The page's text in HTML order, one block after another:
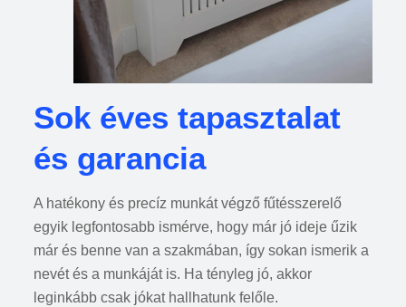
Sok éves tapasztalat
és garancia
A hatékony és precíz munkát végző fűtésszerelő
egyik legfontosabb ismérve, hogy már jó ideje űzik
már és benne van a szakmában, így sokan ismerik a
nevét és a munkáját is. Ha tényleg jó, akkor
leginkább csak jókat hallhatunk felőle.